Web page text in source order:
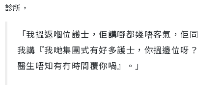
診所，
「我搵返嗰位護士，佢講嘢都幾唔客氣，佢同
我講『我哋集團式有好多護士，你搵邊位呀？
醫生唔知有冇時間覆你喎』。」